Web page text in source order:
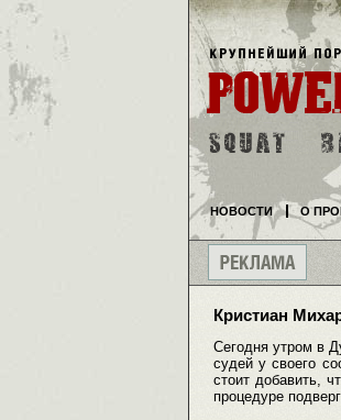
Кристиан
Сегодня утром в
судей у своего
стоит добавить,
процедуре
НОВОСТИ О